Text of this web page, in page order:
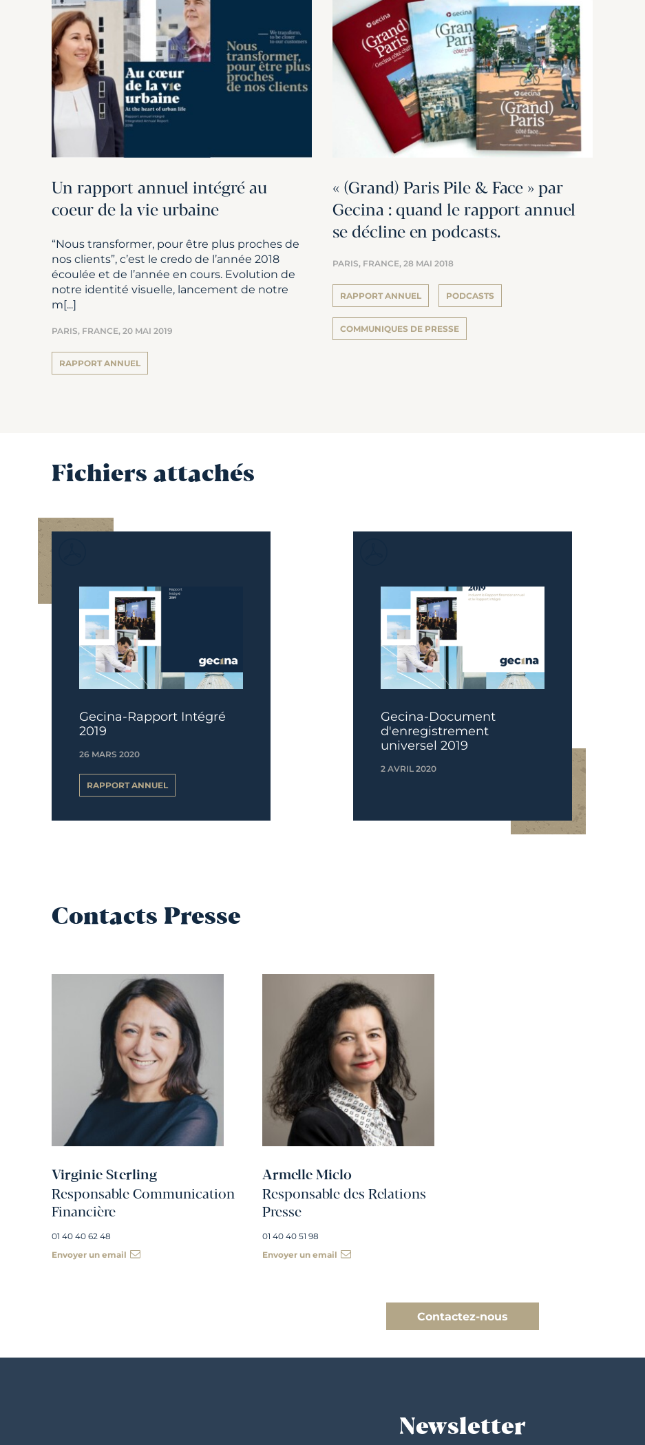
Un rapport annuel intégré au
coeur de la vie urbaine
“Nous transformer, pour être plus proches de
nos clients”, c’est le credo de l’année 2018
écoulée et de l’année en cours. Evolution de
notre identité visuelle, lancement de notre
m[...]
PARIS, FRANCE, 20 MAI 2019
RAPPORT ANNUEL
« (Grand) Paris Pile & Face » par
Gecina : quand le rapport annuel
se décline en podcasts.
PARIS, FRANCE, 28 MAI 2018
RAPPORT ANNUEL PODCASTS
COMMUNIQUES DE PRESSE
Fichiers attachés
Gecina-Rapport Intégré
2019
26 MARS 2020
RAPPORT ANNUEL
Gecina-Document
d'enregistrement
universel 2019
2 AVRIL 2020
Contacts Presse
Virginie Sterling
Responsable Communication
Financière
01 40 40 62 48
Envoyer un email
Armelle Miclo
Responsable des Relations
Presse
01 40 40 51 98
Envoyer un email
Contactez-nous
Newsletter